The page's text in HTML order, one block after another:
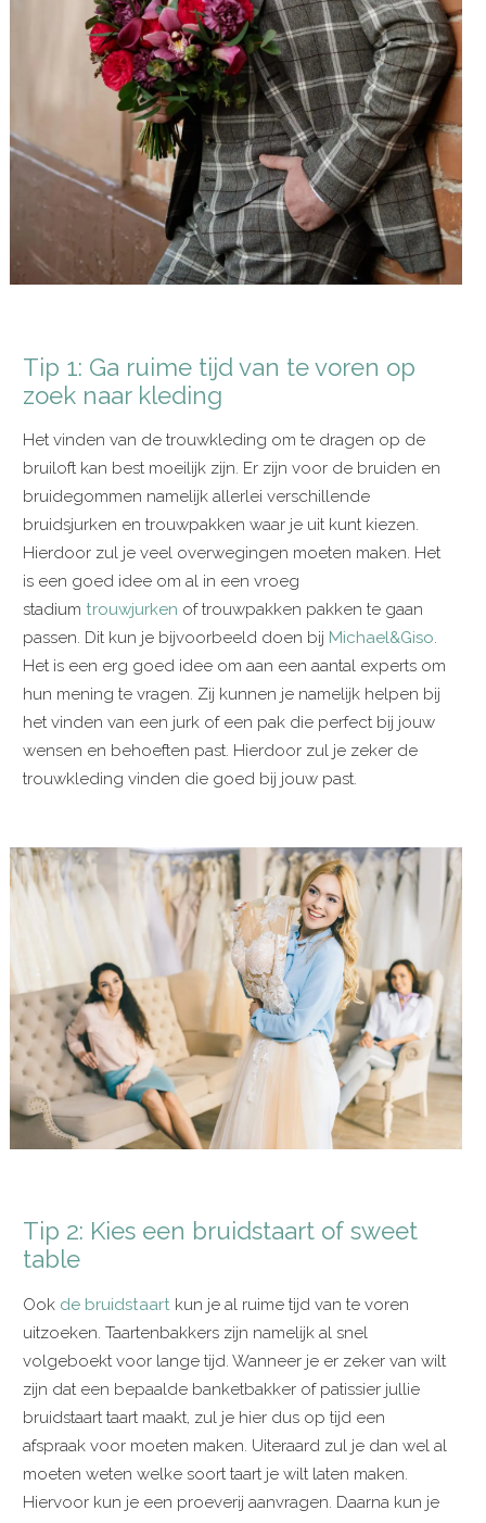
Tip 1: Ga ruime tijd van te voren op
zoek naar kleding
Het vinden van de trouwkleding om te dragen op de
bruiloft kan best moeilijk zijn. Er zijn voor de bruiden en
bruidegommen namelijk allerlei verschillende
bruidsjurken en trouwpakken waar je uit kunt kiezen.
Hierdoor zul je veel overwegingen moeten maken. Het
is een goed idee om al in een vroeg
stadiumtrouwjurken of trouwpakken pakken te gaan
passen. Dit kun je bijvoorbeeld doen bij Michael&Giso.
Het is een erg goed idee om aan een aantal experts om
hun mening te vragen. Zij kunnen je namelijk helpen bij
het vinden van een jurk of een pak die perfect bij jouw
wensen en behoeften past. Hierdoor zul je zeker de
trouwkleding vinden die goed bij jouw past.
Tip 2: Kies een bruidstaart of sweet
table
Ook de bruidstaart kun je al ruime tijd van te voren
uitzoeken. Taartenbakkers zijn namelijk al snel
volgeboekt voor lange tijd. Wanneer je er zeker van wilt
zijn dat een bepaalde banketbakker of patissier jullie
bruidstaart taart maakt, zul je hier dus op tijd een
afspraak voor moeten maken. Uiteraard zul je dan wel al
moeten weten welke soort taart je wilt laten maken.
Hiervoor kun je een proeverij aanvragen. Daarna kun je